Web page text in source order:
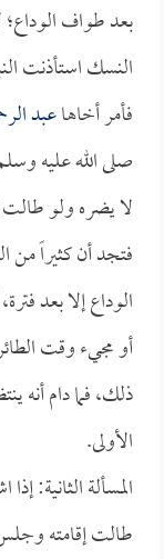
بعد طواف
النسك استأذنت
فأمر أخاهاعبد
صلى الله عليه
لا يضره ولو طالت
فتجد أن كثيراً من
الوداع إلا بعد
أو مجيء وقت
ذلك، فما دام أنه
الأولى.
المسألة الثانية:
طالت إقامته وجلس